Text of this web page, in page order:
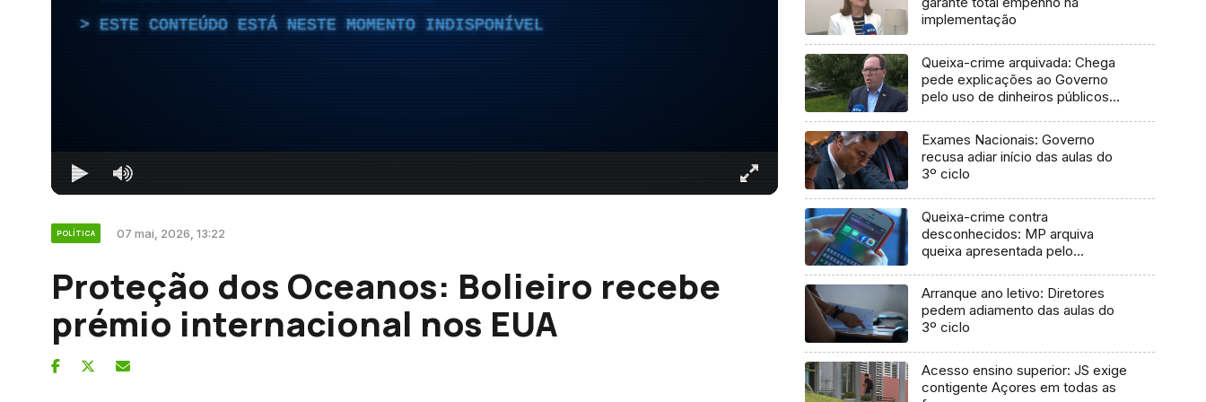
ESTE CONTEÚDO ESTÁ NESTE MOMENTO INDISPONÍVEL
POLÍTICA 07 mai, 2026, 13:22
Proteção dos Oceanos: Bolieiro recebe
prémio internacional nos EUA
implementação
Queixa-crime arquivada: Chega
pede explicações ao Governo
pelo uso de dinheiros públicos
Exames Nacionais: Governo
recusa adiar início das aulas do
3º ciclo
Queixa-crime contra
desconhecidos: MP arquiva
queixa apresentada pelo
Arranque ano letivo: Diretores
pedem adiamento das aulas do
3º ciclo
Acesso ensino superior: JS exige
contigente Açores em todas as